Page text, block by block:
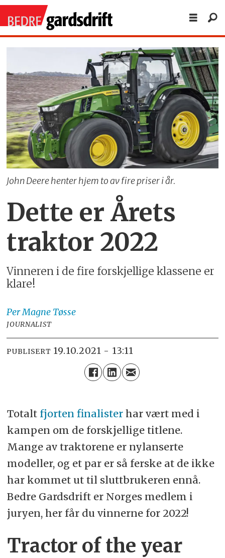
John Deere henter hjem to av fire priser i år.
Dette er Årets
traktor 2022
Vinneren i de fire forskjellige klassene er
klare!
Per Magne Tøsse
JOURNALIST
PUBLISERT 19.10.2021 - 13:11
Totalt fjorten finalisterhar vært med i
kampen om de forskjellige titlene.
Mange av traktorene er nylanserte
modeller, og et par er så ferske at de ikke
har kommet ut til sluttbrukeren ennå.
Bedre Gardsdrift er Norges medlem i
juryen, her får du vinnerne for 2022!
Tractor of the year